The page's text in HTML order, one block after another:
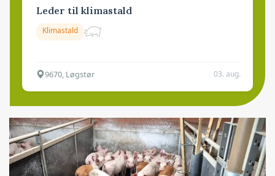
Leder til klimastald
Klimastald
9670, Løgstør 03. aug.